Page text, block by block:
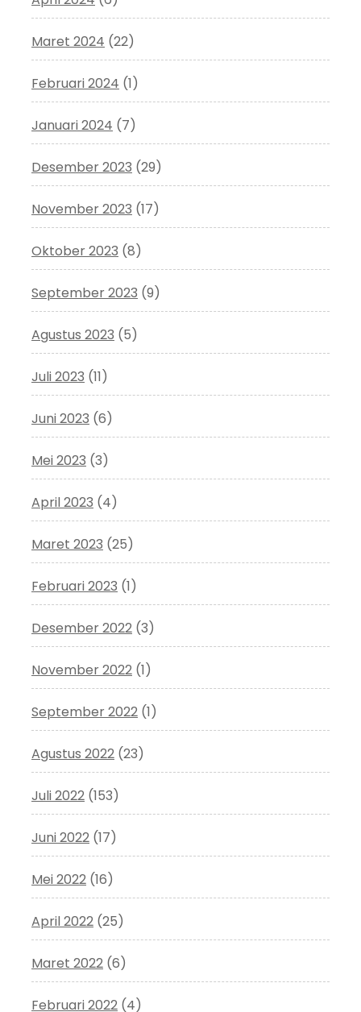
Maret 2024 (22)
Februari 2024 (1)
Januari 2024 (7)
Desember 2023 (29)
November 2023 (17)
Oktober 2023 (8)
September 2023 (9)
Agustus 2023 (5)
Juli 2023 (11)
Juni 2023 (6)
Mei 2023 (3)
April 2023 (4)
Maret 2023 (25)
Februari 2023 (1)
Desember 2022 (3)
November 2022 (1)
September 2022 (1)
Agustus 2022 (23)
Juli 2022 (153)
Juni 2022 (17)
Mei 2022 (16)
April 2022 (25)
Maret 2022 (6)
Februari 2022 (4)